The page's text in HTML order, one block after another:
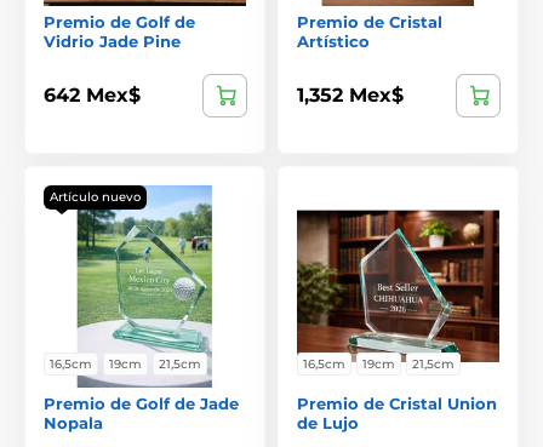
Premio de Golf de
Vidrio Jade Pine
642 Mex$
Premio de Cristal
Artístico
1,352 Mex$
Artículo nuevo
16,5cm 19cm 21,5cm
Premio de Golf de Jade
Nopala
16,5cm 19cm 21,5cm
Premio de Cristal Union
de Lujo